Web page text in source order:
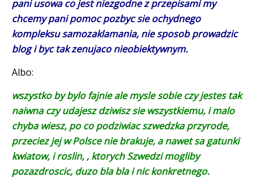
pani usowa co jest niezgodne z przepisami my
chcemy pani pomoc pozbyc sie ochydnego
kompleksu samozaklamania, nie sposob prowadzic
blog i byc tak zenujaco nieobiektywnym.
Albo:
wszystko by bylo fajnie ale mysle sobie czy jestes tak
naiwna czy udajesz dziwisz sie wszystkiemu, i malo
chyba wiesz, po co podziwiac szwedzka przyrode,
przeciez jej w Polsce nie brakuje, a nawet sa gatunki
kwiatow, i roslin, , ktorych Szwedzi mogliby
pozazdroscic, duzo bla bla i nic konkretnego.